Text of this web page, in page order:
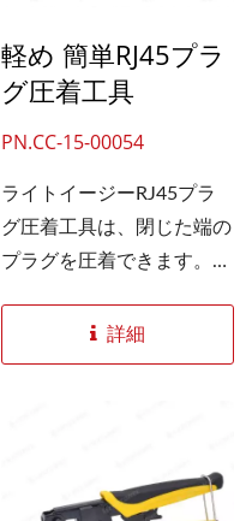
軽め 簡単RJ45プラ
グ圧着工具
PN.CC-15-00054
ライトイージーRJ45プラ
グ圧着工具は、閉じた端の
プラグを圧着できます。
り抜けられるプラグ。側面
のクイックロック設計によ
経済的で信頼性の高い選択
詳細